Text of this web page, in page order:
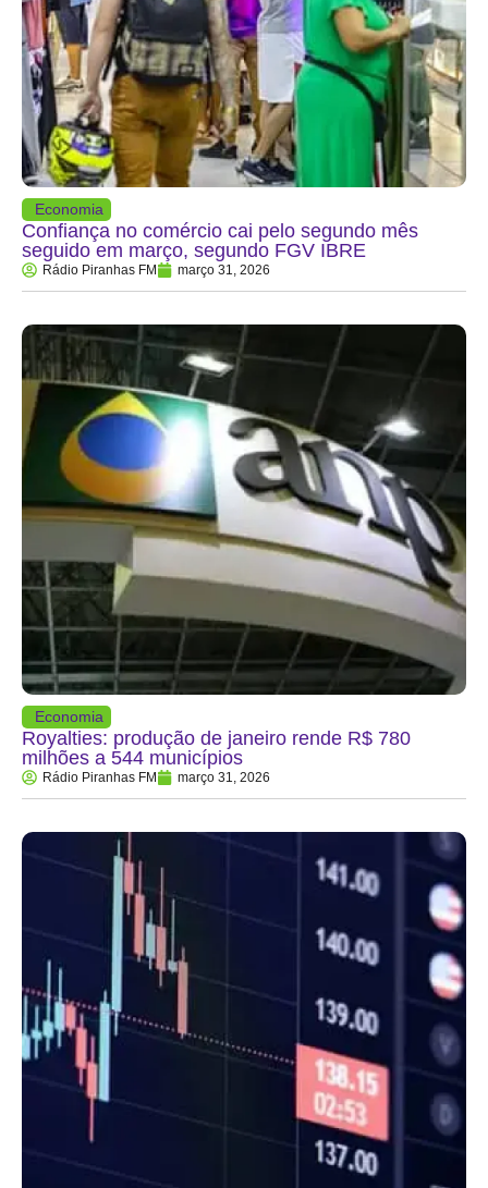
Economia
Confiança no comércio cai pelo segundo mês
seguido em março, segundo FGV IBRE
Rádio Piranhas FM março 31, 2026
Economia
Royalties: produção de janeiro rende R$ 780
milhões a 544 municípios
Rádio Piranhas FM março 31, 2026